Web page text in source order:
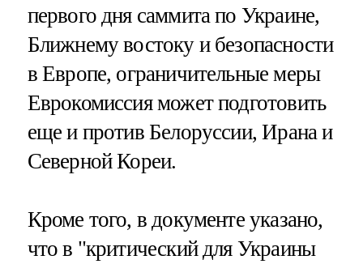
первого дня саммита по Украине,
Ближнему востоку и безопасности
в Европе, ограничительные меры
Еврокомиссия может подготовить
еще и против Белоруссии, Ирана и
Северной Кореи.
Кроме того, в документе указано,
что в "критический для Украины